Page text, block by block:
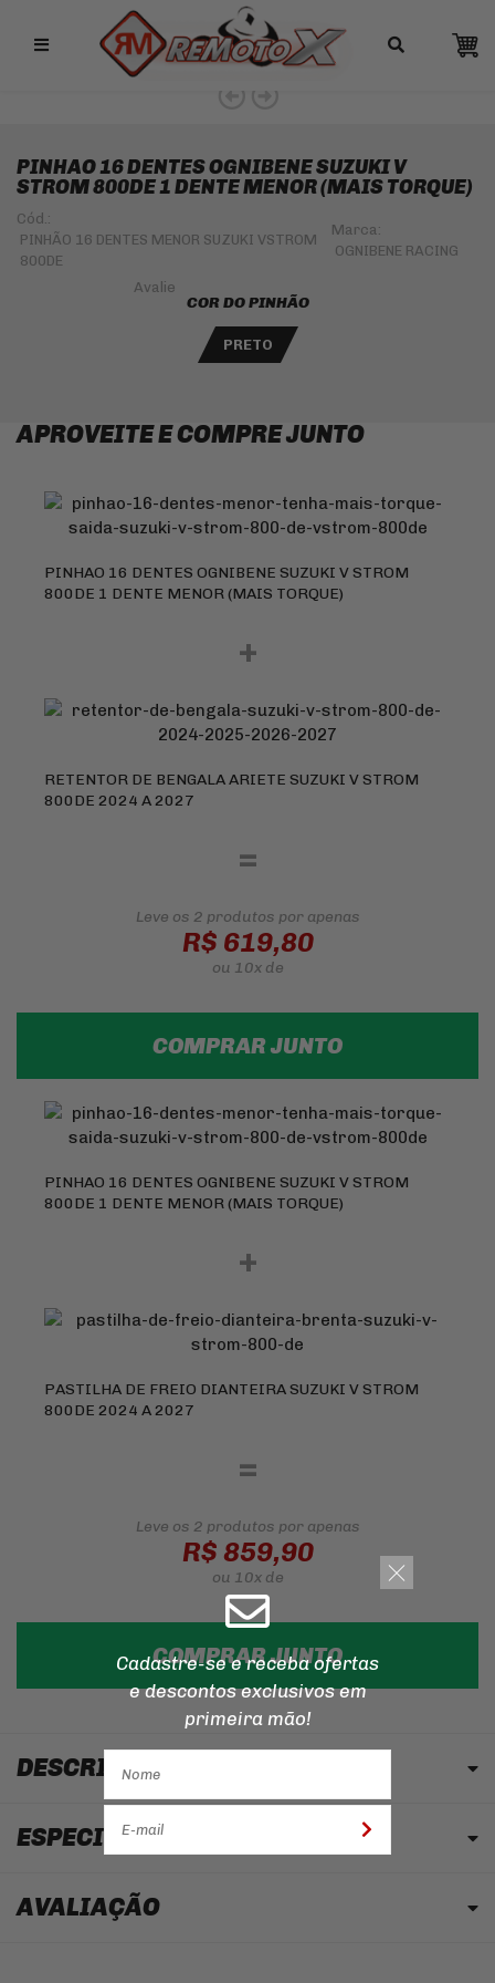
Remotox
10% OFF NO PIX
PINHAO 16 DENTES OGNIBENE SUZUKI V
STROM 800DE 1 DENTE MENOR (MAIS TORQUE)
Cód.:
PINHÃO 16 DENTES MENOR SUZUKI VSTROM
800DE
Marca:
OGNIBENE RACING
COR DO PINHÃO
PRETO
APROVEITE E COMPRE JUNTO
PINHAO 16 DENTES OGNIBENE SUZUKI V STROM
800DE 1 DENTE MENOR (MAIS TORQUE)
+
RETENTOR DE BENGALA ARIETE SUZUKI V STROM
800DE 2024 A 2027
=
Leve os 2 produtos por apenas
R$ 619,80
ou 10xde
COMPRAR JUNTO
PINHAO 16 DENTES OGNIBENE SUZUKI V STROM
800DE 1 DENTE MENOR (MAIS TORQUE)
+
PASTILHA DE FREIO DIANTEIRA SUZUKI V STROM
800DE 2024 A 2027
=
Leve os 2 produtos por apenas
R$ 859,90
ou 10xde
COMPRAR JUNTO
DESCRIÇÃO
ESPECIFICAÇÕES
AVALIAÇÃO
Cadastre-se e receba ofertas
e descontosexclusivos em
primeira mão!